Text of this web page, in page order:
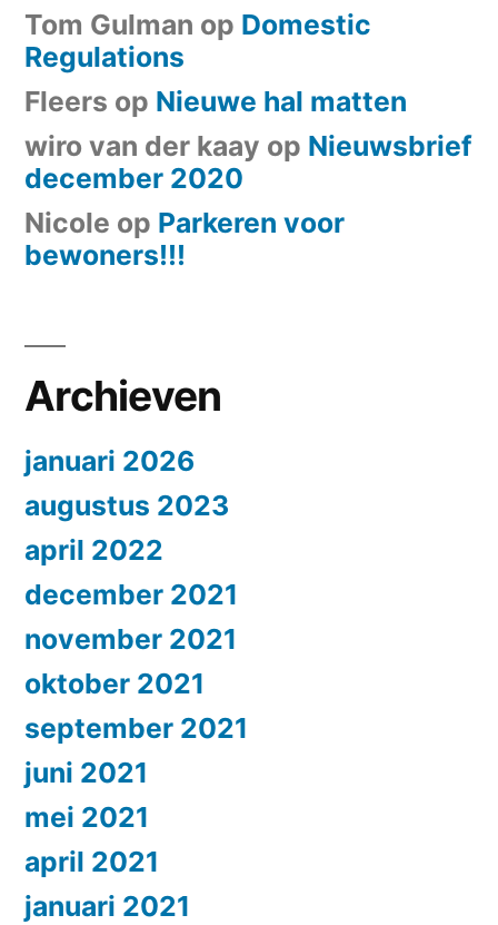
Tom Gulman op Domestic
Regulations
Fleers op Nieuwe hal matten
wiro van der kaay op Nieuwsbrief
december 2020
Nicole op Parkeren voor
bewoners!!!
Archieven
januari 2026
augustus 2023
april 2022
december 2021
november 2021
oktober 2021
september 2021
juni 2021
mei 2021
april 2021
januari 2021